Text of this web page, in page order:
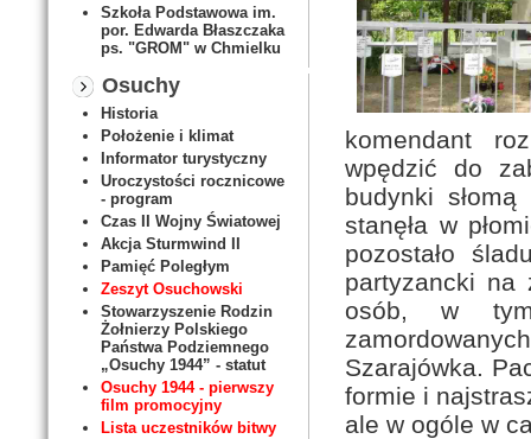
Szkoła Podstawowa im.
por. Edwarda Błaszczaka
ps. "GROM" w Chmielku
Osuchy
Historia
Położenie i klimat
Informator turystyczny
Uroczystości rocznicowe
- program
Czas II Wojny Światowej
Akcja Sturmwind II
Pamięć Poległym
Zeszyt Osuchowski
Stowarzyszenie Rodzin
Żołnierzy Polskiego
Państwa Podziemnego
„Osuchy 1944” - statut
Osuchy 1944 - pierwszy
film promocyjny
Lista uczestników bitwy
komendant
wpędzić do
budynki
stanęła w
pozostało
partyzancki na
osób, w
Szarajówka.
formie i
ale w ogóle w